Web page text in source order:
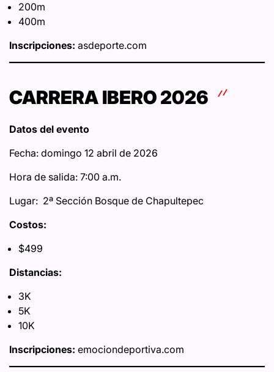
200m
400m
Inscripciones: asdeporte.com
CARRERA IBERO 2026
Datos del evento
Fecha: domingo 12 abril de 2026
Hora de salida: 7:00 a.m.
Lugar: 2ª Sección Bosque de Chapultepec
Costos:
$499
Distancias:
3K
5K
10K
Inscripciones: emociondeportiva.com